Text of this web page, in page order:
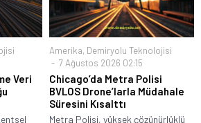
Veri
Amerika, Demiryolu Teknolojisi
7 Ağustos 2026 02:15
Chicago’da Metra Polisi
BVLOS Drone’larla Müdahale
Süresini Kısalttı
Metra Polisi, yüksek çözünürlüklü